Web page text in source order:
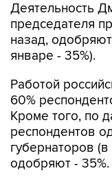
Деятельность
председателя
назад,
январе - 35%).
Работой
60%
Кроме того, по
респондентов
губернаторов
одобряют - 35%.